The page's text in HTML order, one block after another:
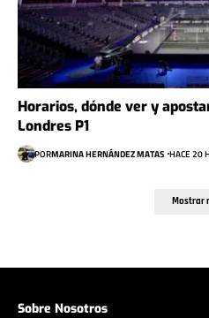
Horarios, dónde ver y
Londres P1
PORMARINA HERNÁNDEZ MATAS HACE 20
Mostrar
Sobre Nosotros